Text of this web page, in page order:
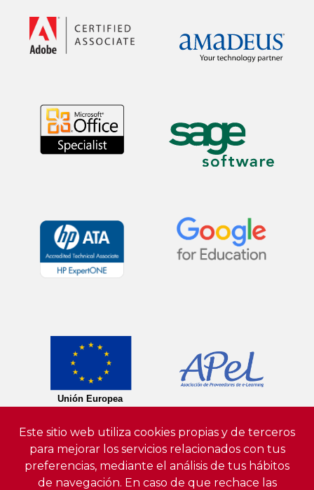
Este sitio web utiliza cookies propias y de terceros
para mejorar los servicios relacionados con tus
preferencias, mediante el análisis de tus hábitos
de navegación. En caso de que rechace las